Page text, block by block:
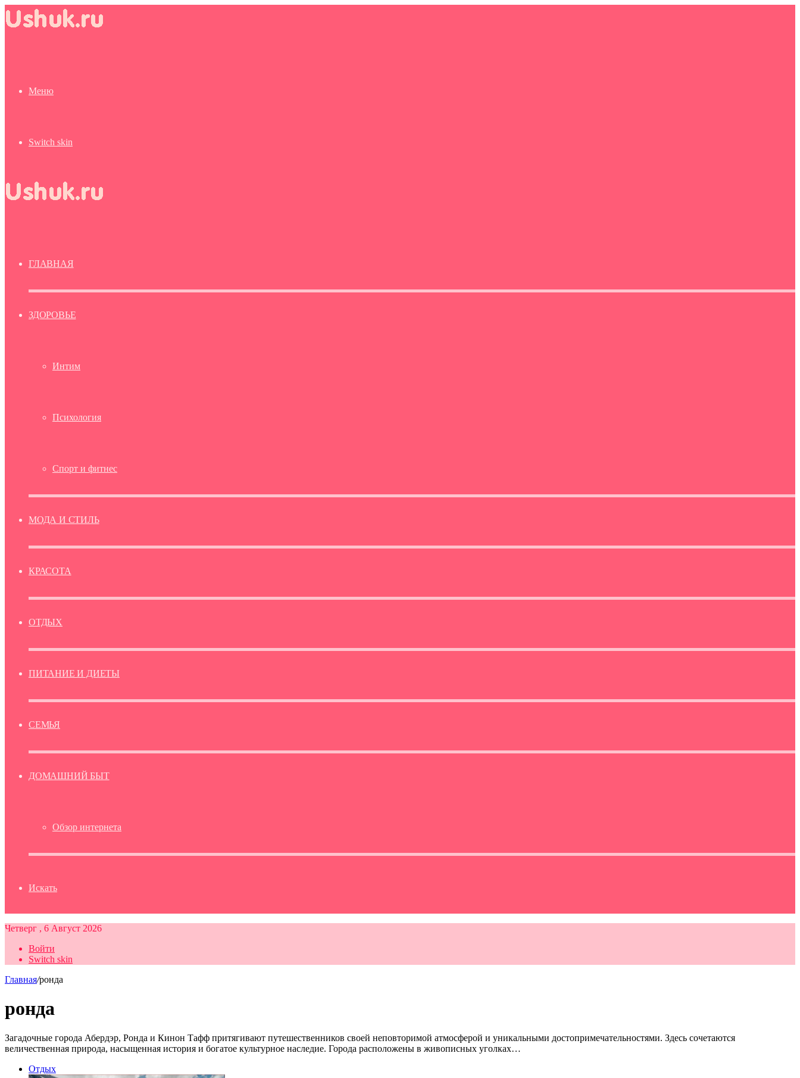
Меню
Switch skin
ГЛАВНАЯ
ЗДОРОВЬЕ
Интим
Психология
Спорт и фитнес
МОДА И СТИЛЬ
КРАСОТА
ОТДЫХ
ПИТАНИЕ И ДИЕТЫ
СЕМЬЯ
ДОМАШНИЙ БЫТ
Обзор интернета
Искать
Четверг , 6 Август 2026
Войти
Switch skin
Главная/ронда
ронда
Загадочные города Абердэр, Ронда и Кинон Тафф притягивают путешественников своей неповторимой атмосферой и уникальными достопримечательностями. Здесь сочетаются
величественная природа, насыщенная история и богатое культурное наследие. Города расположены в живописных уголках…
Отдых